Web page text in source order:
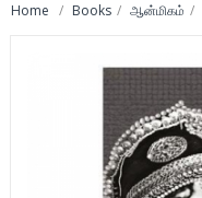
Home Books ஆன்மிகம்